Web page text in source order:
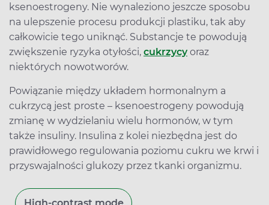
ksenoestrogeny. Nie wynaleziono jeszcze sposobu
na ulepszenie procesu produkcji plastiku, tak aby
całkowicie tego uniknąć. Substancje te powodują
zwiększenie ryzyka otyłości, cukrzycyoraz
niektórych nowotworów.
Powiązanie między układem hormonalnym a
cukrzycą jest proste – ksenoestrogeny powodują
zmianę w wydzielaniu wielu hormonów, w tym
także insuliny. Insulina z kolei niezbędna jest do
prawidłowego regulowania poziomu cukru we krwi i
przyswajalności glukozy przez tkanki organizmu.